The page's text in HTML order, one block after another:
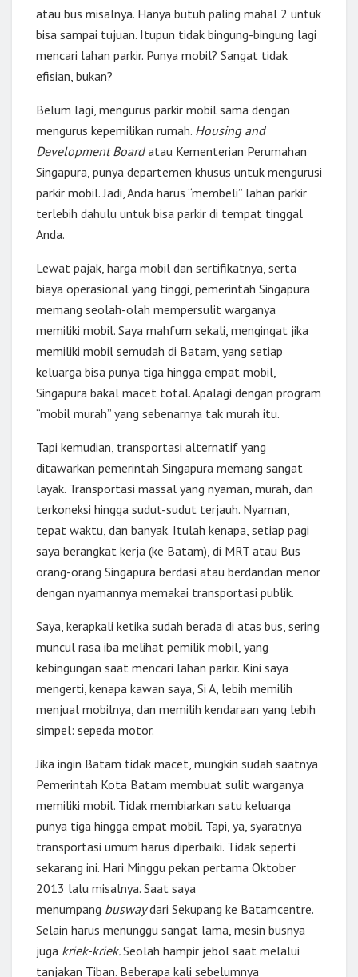
atau bus misalnya. Hanya butuh paling mahal 2 untuk
bisa sampai tujuan. Itupun tidak bingung-bingung lagi
mencari lahan parkir. Punya mobil? Sangat tidak
efisian, bukan?
Belum lagi, mengurus parkir mobil sama dengan
mengurus kepemilikan rumah. Housing and
Development Boardatau Kementerian Perumahan
Singapura, punya departemen khusus untuk mengurusi
parkir mobil. Jadi, Anda harus “membeli” lahan parkir
terlebih dahulu untuk bisa parkir di tempat tinggal
Anda.
Lewat pajak, harga mobil dan sertifikatnya, serta
biaya operasional yang tinggi, pemerintah Singapura
memang seolah-olah mempersulit warganya
memiliki mobil. Saya mahfum sekali, mengingat jika
memiliki mobil semudah di Batam, yang setiap
keluarga bisa punya tiga hingga empat mobil,
Singapura bakal macet total. Apalagi dengan program
“mobil murah” yang sebenarnya tak murah itu.
Tapi kemudian, transportasi alternatif yang
ditawarkan pemerintah Singapura memang sangat
layak. Transportasi massal yang nyaman, murah, dan
terkoneksi hingga sudut-sudut terjauh. Nyaman,
tepat waktu, dan banyak. Itulah kenapa, setiap pagi
saya berangkat kerja (ke Batam), di MRT atau Bus
orang-orang Singapura berdasi atau berdandan menor
dengan nyamannya memakai transportasi publik.
Saya, kerapkali ketika sudah berada di atas bus, sering
muncul rasa iba melihat pemilik mobil, yang
kebingungan saat mencari lahan parkir. Kini saya
mengerti, kenapa kawan saya, Si A, lebih memilih
menjual mobilnya, dan memilih kendaraan yang lebih
simpel: sepeda motor.
Jika ingin Batam tidak macet, mungkin sudah saatnya
Pemerintah Kota Batam membuat sulit warganya
memiliki mobil. Tidak membiarkan satu keluarga
punya tiga hingga empat mobil. Tapi, ya, syaratnya
transportasi umum harus diperbaiki. Tidak seperti
sekarang ini. Hari Minggu pekan pertama Oktober
2013 lalu misalnya. Saat saya
menumpang buswaydari Sekupang ke Batamcentre.
Selain harus menunggu sangat lama, mesin busnya
juga kriek-kriek.Seolah hampir jebol saat melalui
tanjakan Tiban. Beberapa kali sebelumnya